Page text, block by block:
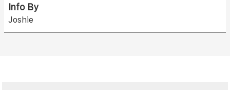
Info By
Joshie